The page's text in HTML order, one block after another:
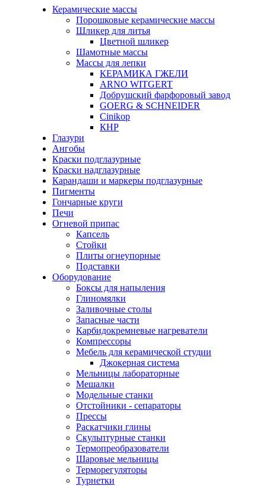
Керамические массы
Порошковые керамические массы
Шликер для литья
Цветной шликер
Шамотные массы
Массы для лепки
КЕРАМИКА ГЖЕЛИ
ARNO WITGERT
Добрушский фарфоровый завод
GOERG & SCHNEIDER
Cinikop
КНР
Глазури
Ангобы
Краски подглазурные
Краски надглазурные
Карандаши и маркеры подглазурные
Пигменты
Гончарные круги
Печи
Огневой припас
Капсель
Стойки
Плиты огнеупорные
Подставки
Оборудование
Боксы для напыления
Глиномялки
Заливочные столы
Запасные части
Карбидокремневые нагреватели
Компрессоры
Мебель для керамической студии
Джокерная система
Мельницы лабораторные
Мешалки
Модельные станки
Отстойники - сепараторы
Прессы
Раскатчики глины
Скульптурные станки
Термопреобразователи
Шаровые мельницы
Терморегуляторы
Турнетки